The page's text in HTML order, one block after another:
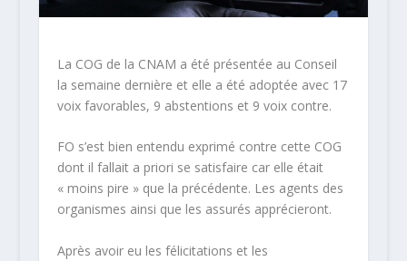
La COG de la CNAM a été présentée au Conseil
la semaine dernière et elle a été adoptée avec 17
voix favorables, 9 abstentions et 9 voix contre.
FO s’est bien entendu exprimé contre cette COG
dont il fallait a priori se satisfaire car elle était
« moins pire » que la précédente. Les agents des
organismes ainsi que les assurés apprécieront.
Après avoir eu les félicitations et les